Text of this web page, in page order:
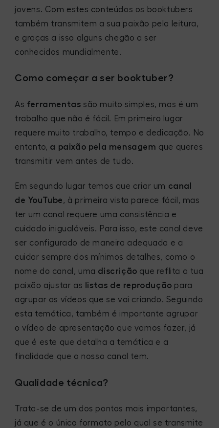
jovens. Com estes conteúdos os booktubers
também transmitem a sua paixão pela leitura,
e graças a isso alguns chegão a ser
conhecidos mundialmente.
Como começar a ser booktuber?
As ferramentas são muito simples, mas é um
trabalho que não é fácil. Em primeiro lugar
requere muito trabalho, tempo e dedicação. No
entanto, a paixão pela mensagem que queres
transmitir vem antes de tudo.
Em segundo lugar temos que criar um canal
de YouTube , à primeira vista parece fácil, mas
ter um canal requere uma consistência e
cuidado inigualáveis. Para isso, este canal deve
ser configurado de maneira adequada e a
cuidar sempre dos mínimos detalhes, como o
nome do canal, uma discrição que reflita a tua
paixão ajustar as
listas de reprodução para
agrupar os vídeos que se vai criando. Seguindo
esta temática, também é importante agrupar
o vídeo de apresentação que vamos fazer, já
que é este que detalha a temática e a
finalidade que o nosso canal tem.
Qualidade técnica?
Trata-se de um dos pontos mais importantes,
já que é o único formato pelo qual se transmite